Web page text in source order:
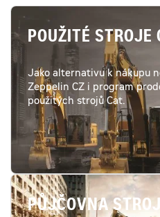
POUŽITÉ STROJE
Jako alternativu k nákupu
Zeppelin CZ i program
použitých strojů Cat.
PŮJČOVNA